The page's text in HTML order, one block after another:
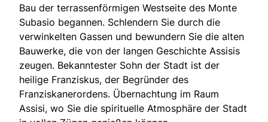
Bau der terrassenförmigen Westseite des Monte
Subasio begannen. Schlendern Sie durch die
verwinkelten Gassen und bewundern Sie die alten
Bauwerke, die von der langen Geschichte Assisis
zeugen. Bekanntester Sohn der Stadt ist der
heilige Franziskus, der Begründer des
Franziskanerordens. Übernachtung im Raum
Assisi, wo Sie die spirituelle Atmosphäre der Stadt